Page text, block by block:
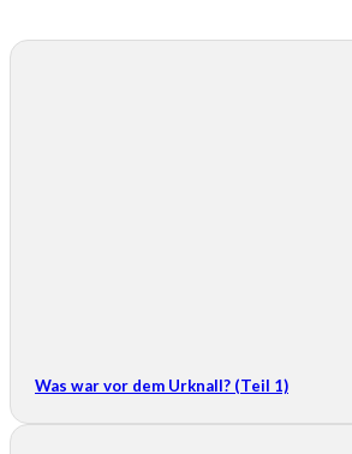
Was war vor dem Urknall? (Teil 1)